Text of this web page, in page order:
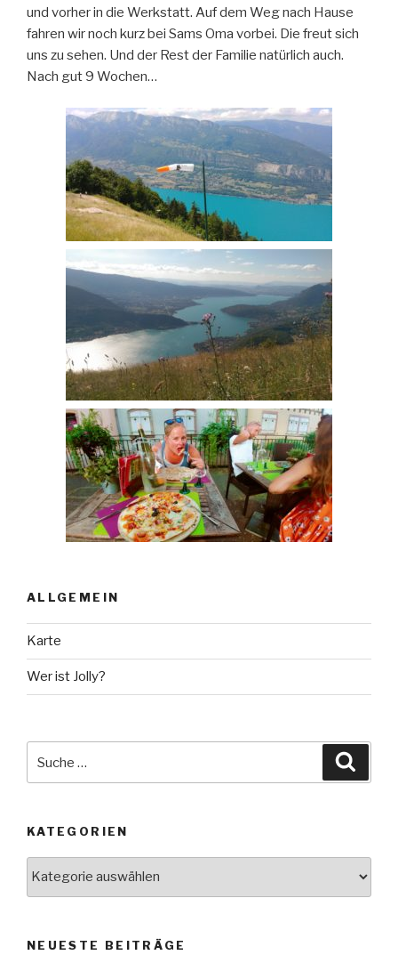
und vorher in die Werkstatt. Auf dem Weg nach Hause
fahren wir noch kurz bei Sams Oma vorbei. Die freut sich
uns zu sehen. Und der Rest der Familie natürlich auch.
Nach gut 9 Wochen…
ALLGEMEIN
Karte
Wer ist Jolly?
nach:
KATEGORIEN
NEUESTE BEITRÄGE